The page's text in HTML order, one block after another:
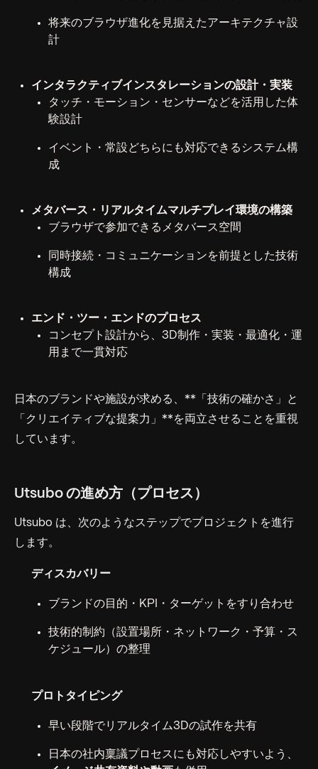
将来のブラウザ進化を見据えたアーキテクチャ設
計
インタラクティブインスタレーションの設計・実装
タッチ・モーション・センサーなどを活用した体
験設計
イベント・常設どちらにも対応できるシステム構
成
メタバース・リアルタイムマルチプレイ環境の構築
ブラウザで参加できるメタバース空間
同時接続・コミュニケーションを前提とした技術
構成
エンド・ツー・エンドのプロセス
コンセプト設計から、3D制作・実装・最適化・運
用まで一貫対応
日本のブランドや施設が求める、**「技術の確かさ」と
「クリエイティブな提案力」**を両立させることを重視
しています。
Utsubo の進め方（プロセス）
Utsubo は、次のようなステップでプロジェクトを進行
します。
ディスカバリー
ブランドの目的・KPI・ターゲットをすり合わせ
技術的制約（設置場所・ネットワーク・予算・ス
ケジュール）の整理
プロトタイピング
早い段階でリアルタイム3Dの試作を共有
日本の社内稟議プロセスにも対応しやすいよう、